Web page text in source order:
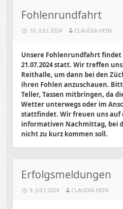
Fohlenrundfahrt
10. JULI 2024 CLAUDIA HEIN
Unsere Fohlenrundfahrt findet
21.07.2024 statt. Wir treffen
Reithalle, um dann bei den
ihren Fohlen anzuschauen.
Teller, Tassen mitbringen, da
Wetter unterwegs oder im
stattfindet. Wir freuen uns auf
informativen Nachmittag, bei
nicht zu kurz kommen soll.
Erfolgsmeldungen
9. JULI 2024 CLAUDIA HEIN